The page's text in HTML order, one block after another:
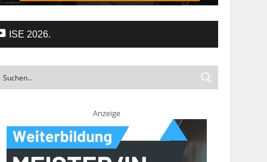
ISE 2026.
Anzeige